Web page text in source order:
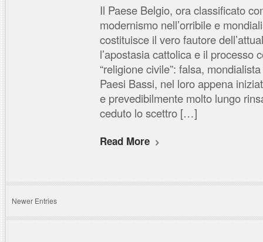
Il Paese Belgio, ora classificato
modernismo nell’orribile e
costituisce il vero fautore
l’apostasia cattolica e il processo
“religione civile”: falsa,
Paesi Bassi, nel loro appena
e prevedibilmente molto lungo
ceduto lo scettro […]
Read More
Newer Entries